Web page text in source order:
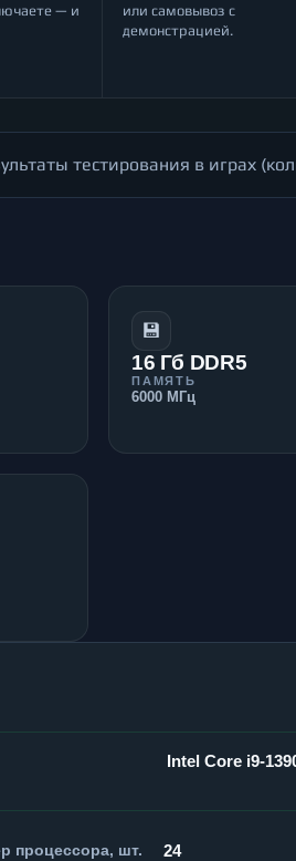
— и
или самовывоз с
демонстрацией.
тестирования в играх
💾
16 Гб DDR5
ПАМЯТЬ
6000 МГц
Intel Core i9-
процессора, шт. 24